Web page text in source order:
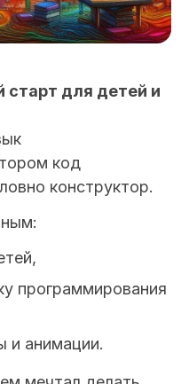
для детей и
код
конструктор.
программирования
и анимации.